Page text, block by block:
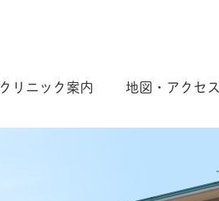
クリニック案内 地図・アクセス